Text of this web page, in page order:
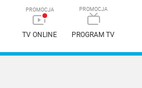
TV ONLINE PROGRAM TV